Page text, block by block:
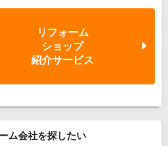
リフォーム
ショップ
紹介サービス
ム会社を探したい